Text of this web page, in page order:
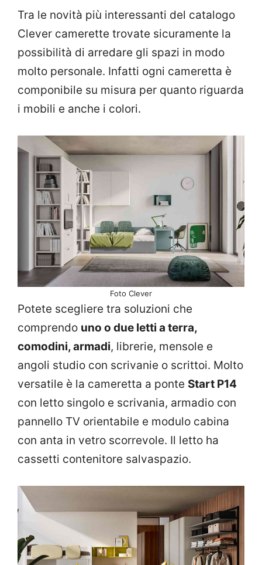
Tra le novità più interessanti del catalogo
Clever camerette trovate sicuramente la
possibilità di arredare gli spazi in modo
molto personale. Infatti ogni cameretta è
componibile su misura per quanto riguarda
i mobili e anche i colori.
Foto Clever
Potete scegliere tra soluzioni che
comprendo uno o due letti a terra,
comodini, armadi, librerie, mensole e
angoli studio con scrivanie o scrittoi. Molto
versatile è la cameretta a ponte Start P14
con letto singolo e scrivania, armadio con
pannello TV orientabile e modulo cabina
con anta in vetro scorrevole. Il letto ha
cassetti contenitore salvaspazio.